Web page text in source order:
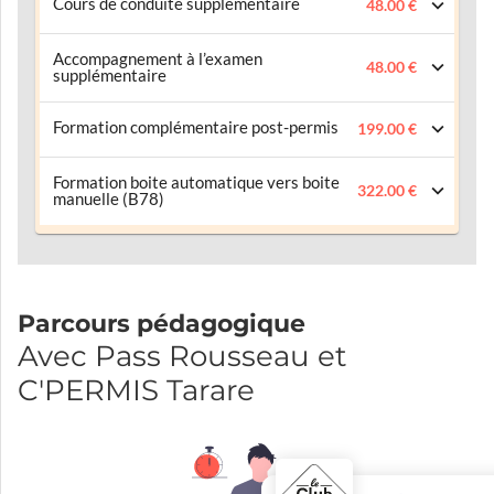
48.00 €
Accompagnement à l’examen
supplémentaire
48.00 €
Formation complémentaire post-permis 199.00 €
Formation boite automatique vers boite
manuelle (B78)
322.00 €
Parcours pédagogique
Avec Pass Rousseau et
C'PERMIS Tarare